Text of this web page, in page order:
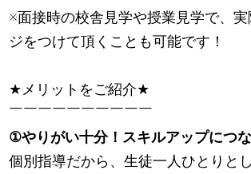
※面接時の校舎見学や授業見学で、
ジをつけて頂くことも可能です！
★ メリットをご紹介★
￣￣￣￣￣￣￣￣￣￣
①やりがい十分！スキルアップにつ
個別指導だから、生徒一人ひとりと